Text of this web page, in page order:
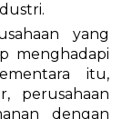
yang
menghadapi
itu,
perusahaan
dengan